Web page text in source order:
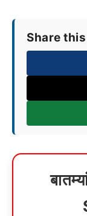
Share